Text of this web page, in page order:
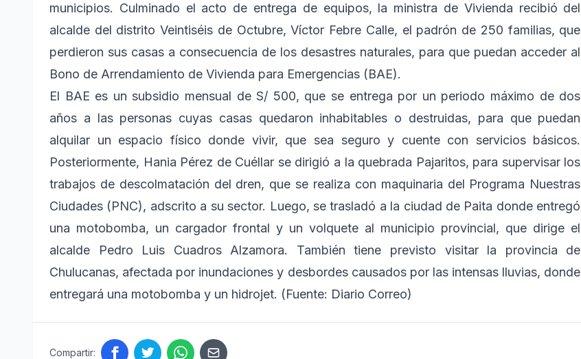
municipios. Culminado el acto de entrega de equipos, la ministra de Vivienda recibió del
alcalde del distrito Veintiséis de Octubre, Víctor Febre Calle, el padrón de 250 familias, que
perdieron sus casas a consecuencia de los desastres naturales, para que puedan acceder al
Bono de Arrendamiento de Vivienda para Emergencias (BAE).
El BAE es un subsidio mensual de S/ 500, que se entrega por un periodo máximo de dos
años a las personas cuyas casas quedaron inhabitables o destruidas, para que puedan
alquilar un espacio físico donde vivir, que sea seguro y cuente con servicios básicos.
Posteriormente, Hania Pérez de Cuéllar se dirigió a la quebrada Pajaritos, para supervisar los
trabajos de descolmatación del dren, que se realiza con maquinaria del Programa Nuestras
Ciudades (PNC), adscrito a su sector. Luego, se trasladó a la ciudad de Paita donde entregó
una motobomba, un cargador frontal y un volquete al municipio provincial, que dirige el
alcalde Pedro Luis Cuadros Alzamora. También tiene previsto visitar la provincia de
Chulucanas, afectada por inundaciones y desbordes causados por las intensas lluvias, donde
entregará una motobomba y un hidrojet. (Fuente: Diario Correo)
Compartir: